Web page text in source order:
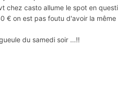
chez casto allume le spot en
€ on est pas foutu d'avoir la
du samedi soir ...!!